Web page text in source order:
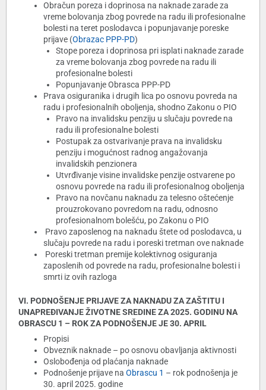
Obračun poreza i doprinosa na naknade zarade za
vreme bolovanja zbog povrede na radu ili profesionalne
bolesti na teret poslodavca i popunjavanje poreske
prijave (Obrazac PPP-PD)
Stope poreza i doprinosa pri isplati naknade zarade
za vreme bolovanja zbog povrede na radu ili
profesionalne bolesti
Popunjavanje Obrasca PPP-PD
Prava osiguranika i drugih lica po osnovu povreda na
radu i profesionalnih oboljenja, shodno Zakonu o PIO
Pravo na invalidsku penziju u slučaju povrede na
radu ili profesionalne bolesti
Postupak za ostvarivanje prava na invalidsku
penziju i mogućnost radnog angažovanja
invalidskih penzionera
Utvrđivanje visine invalidske penzije ostvarene po
osnovu povrede na radu ili profesionalnog oboljenja
Pravo na novčanu naknadu za telesno oštećenje
prouzrokovano povredom na radu, odnosno
profesionalnom bolešću, po Zakonu o PIO
Pravo zaposlenog na naknadu štete od poslodavca, u
slučaju povrede na radu i poreski tretman ove naknade
Poreski tretman premije kolektivnog osiguranja
zaposlenih od povrede na radu, profesionalne bolesti i
smrti iz ovih razloga
VI. PODNOŠENJE PRIJAVE ZA NAKNADU ZA ZAŠTITU I
UNAPREĐIVANJE ŽIVOTNE SREDINE ZA 2025. GODINU NA
OBRASCU 1 – ROK ZA PODNOŠENJE JE 30. APRIL
Propisi
Obveznik naknade – po osnovu obavljanja aktivnosti
Oslobođenja od plaćanja naknade
Podnošenje prijave na Obrascu 1 – rok podnošenja je
30. april 2025. godine